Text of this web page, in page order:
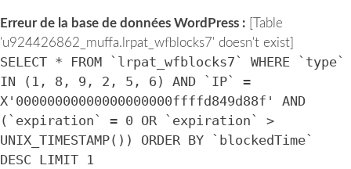
Erreur de la base de données WordPress : [Table
'u924426862_muffa.lrpat_wfblocks7' doesn't exist]
SELECT * FROM `lrpat_wfblocks7` WHERE `type`
IN (1, 8, 9, 2, 5, 6) AND `IP` =
X'00000000000000000000ffffd849d88f' AND
(`expiration` = 0 OR `expiration` >
UNIX_TIMESTAMP()) ORDER BY `blockedTime`
DESC LIMIT 1